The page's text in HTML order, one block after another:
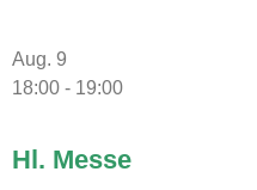
Aug. 9
18:00 - 19:00
Hl. Messe